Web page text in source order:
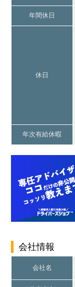
年間休日
休日
年次有給休暇
会社情報
会社名